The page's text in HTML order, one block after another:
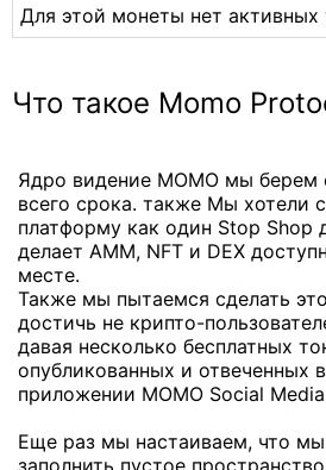
Для этой монеты нет активных
Что такое Momo
Ядро видение MOMO мы берем
всего срока. также Мы хотели
платформу как один Stop Shop
делает AMM, NFT и DEX
месте.
Также мы пытаемся сделать
достичь не крипто-
давая несколько бесплатных
опубликованных и отвеченных
приложении MOMO Social
Еще раз мы настаиваем, что мы
заполнить пустое